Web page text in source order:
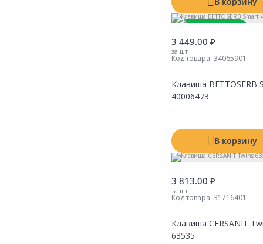
Товар под заказ
3 449.00 ₽
за шт
Код товара: 34065901
Клавиша BETTOSERB
40006473
В корзину
3 813.00 ₽
за шт
Код товара: 31716401
Клавиша CERSANIT
63535